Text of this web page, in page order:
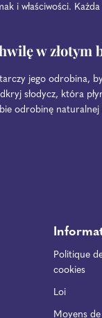
i właściwości.
w złotym
jego odrobina,
słodycz, która
odrobinę naturalnej
Politique
cookies
Loi
Moyens